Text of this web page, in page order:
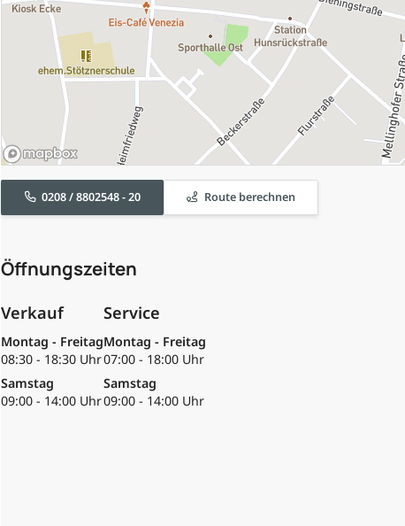
0208 / 8802548 - 20 Route berechnen
Öffnungszeiten
Verkauf
Montag - Freitag
08:30 - 18:30 Uhr
Samstag
09:00 - 14:00 Uhr
Service
Montag - Freitag
07:00 - 18:00 Uhr
Samstag
09:00 - 14:00 Uhr